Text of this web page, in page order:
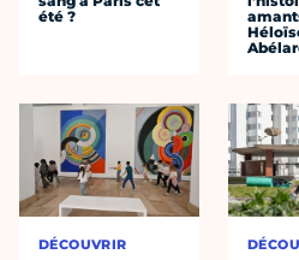
été ?
DÉCOUVRIR